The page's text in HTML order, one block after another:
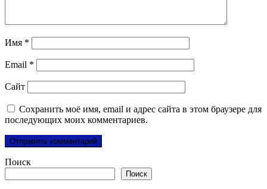
Имя *
Email *
Сайт
Сохранить моё имя, email и адрес сайта в этом браузере для
последующих моих комментариев.
Поиск
Поиск